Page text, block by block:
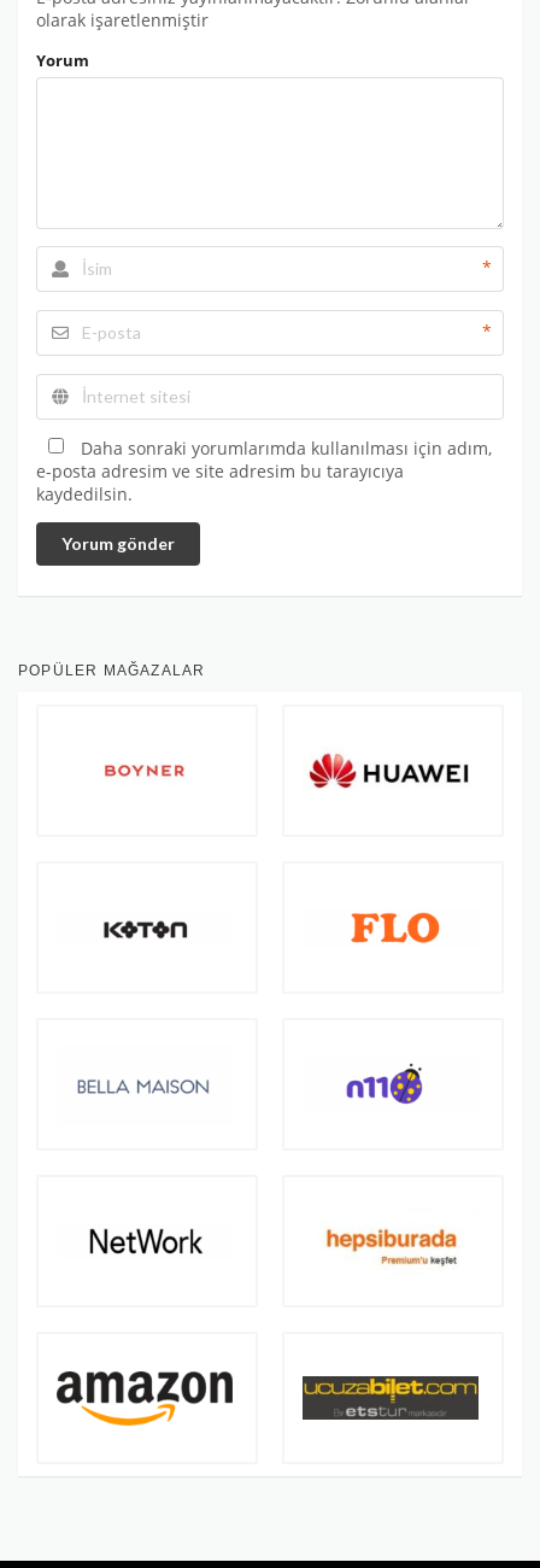
olarak işaretlenmiştir
Yorum
*
*
Daha sonraki yorumlarımda kullanılması için adım,
e-posta adresim ve site adresim bu tarayıcıya
kaydedilsin.
Yorum gönder
POPÜLER MAĞAZALAR